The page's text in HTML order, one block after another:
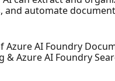
automate
Azure AI Foundry
Azure AI Foundry